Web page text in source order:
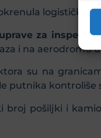
logističke
za
i na aerodromu
su na
putnika kontroliše
broj pošiljki i